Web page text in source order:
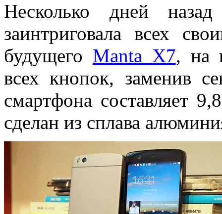
Несколько дней
заинтриговала всех
будущего Manta X7, на
всех кнопок, заменив
смартфона составляет
сделан из сплава